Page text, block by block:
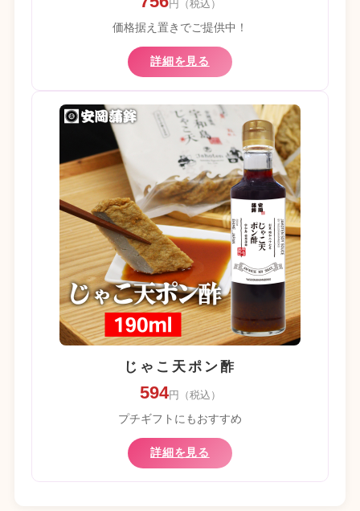
円（税込）
価格据え置きでご提供中！
詳細を見る
じゃこ天ポン酢
594円（税込）
プチギフトにもおすすめ
詳細を見る